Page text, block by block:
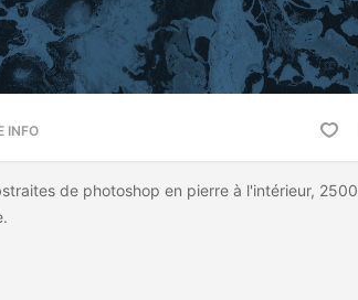
INFO
de photoshop en pierre à l'intérieur, 2500